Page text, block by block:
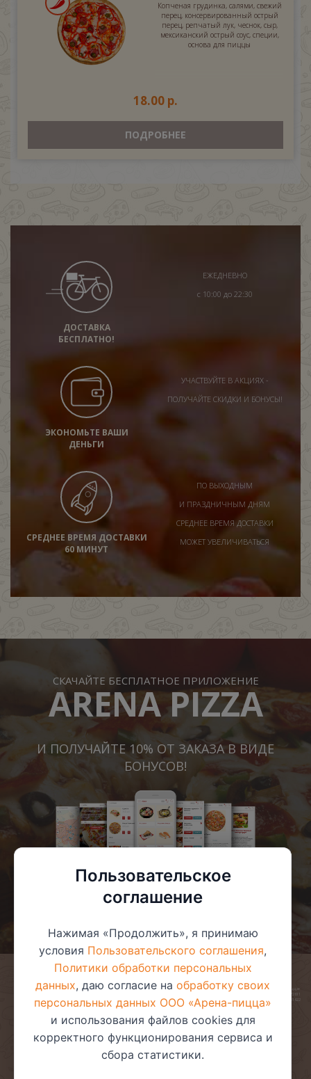
Копченая грудинка, салями, свежий
перец, консервированный острый
перец, репчатый лук, чеснок, сыр,
мексиканский острый соус, специи,
основа для пиццы
18.00 р.
ПОДРОБНЕЕ
ДОСТАВКА
БЕСПЛАТНО!
ЕЖЕДНЕВНО
с 10:00 до 22:30
ЭКОНОМЬТЕ ВАШИ
ДЕНЬГИ
УЧАСТВУЙТЕ В АКЦИЯХ -
ПОЛУЧАЙТЕ СКИДКИ И БОНУСЫ!
СРЕДНЕЕ ВРЕМЯ ДОСТАВКИ
60 МИНУТ
ПО ВЫХОДНЫМ
И ПРАЗДНИЧНЫМ ДНЯМ
СРЕДНЕЕ ВРЕМЯ ДОСТАВКИ
МОЖЕТ УВЕЛИЧИВАТЬСЯ
СКАЧАЙТЕ БЕСПЛАТНОЕ ПРИЛОЖЕНИЕ
ARENA PIZZA
И ПОЛУЧАЙТЕ 10% ОТ ЗАКАЗА В ВИДЕ
БОНУСОВ!
© 2025 ООО «Арена-пицца»
УНП 391272611
Магазин зарегистрирован в торговом реестре 08.05.2017 №381622
Пользовательское
соглашение
Нажимая «Продолжить», я принимаю
условия Пользовательского соглашения,
Политики обработки персональных
данных, даю согласие на обработку своих
персональных данных ООО «Арена-пицца»
и использования файлов cookies для
корректного функционирования сервиса и
сбора статистики.